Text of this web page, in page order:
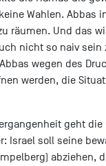
Wahlen. Abbas
räumen. Und das
nicht so naiv
wegen des
werden, die
geht die
Israel soll seine
abziehen,